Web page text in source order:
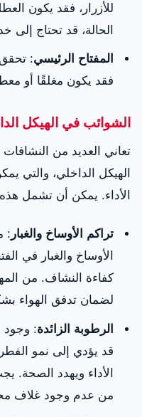
للأزرار، فقد يكون
الحالة، قد تحتاج إلى
المفتاح الرئيسي:
فقد يكون مغلقًا أو
الشوائب في الهيكل
تعاني العديد من
الهيكل الداخلي، والتي
الأداء. يمكن أن تشمل
تراكم الأوساخ والغبار :
الأوساخ والغبار في
كفاءة النشاف. من
لضمان تدفق الهواء
الرطوبة الزائدة: وجود
قد يؤدي إلى نمو
الأداء ويهدد الصحة.
من عدم وجود غلاف